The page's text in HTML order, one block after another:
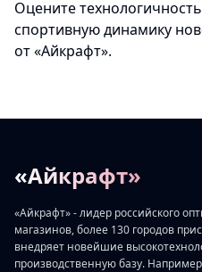
Оцените
спортивную динамику
от «Айкрафт».
«Айкрафт»
«Айкрафт» - лидер российского
магазинов, более 130 городов
внедряет новейшие
производственную базу.